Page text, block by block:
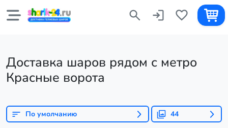
Доставка шаров рядом с метро
Красные ворота
По умолчанию 44